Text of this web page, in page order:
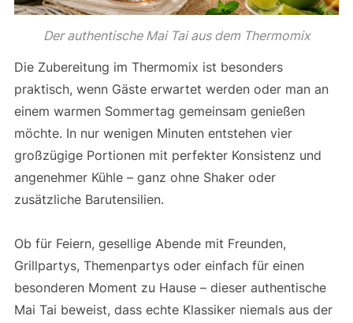
Der authentische Mai Tai aus dem Thermomix
Die Zubereitung im Thermomix ist besonders
praktisch, wenn Gäste erwartet werden oder man an
einem warmen Sommertag gemeinsam genießen
möchte. In nur wenigen Minuten entstehen vier
großzügige Portionen mit perfekter Konsistenz und
angenehmer Kühle – ganz ohne Shaker oder
zusätzliche Barutensilien.
Ob für Feiern, gesellige Abende mit Freunden,
Grillpartys, Themenpartys oder einfach für einen
besonderen Moment zu Hause – dieser authentische
Mai Tai beweist, dass echte Klassiker niemals aus der